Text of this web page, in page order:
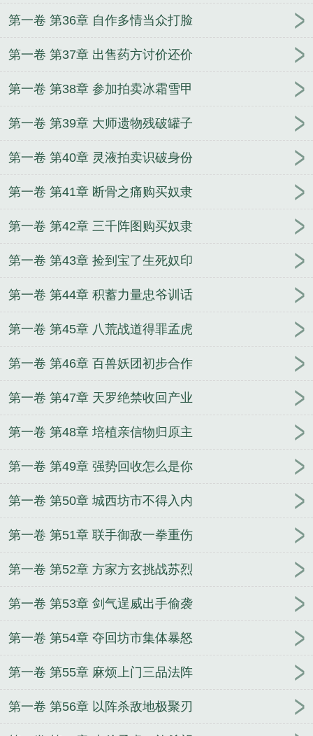
第一卷 第36章 自作多情当众打脸
第一卷 第37章 出售药方讨价还价
第一卷 第38章 参加拍卖冰霜雪甲
第一卷 第39章 大师遗物残破罐子
第一卷 第40章 灵液拍卖识破身份
第一卷 第41章 断骨之痛购买奴隶
第一卷 第42章 三千阵图购买奴隶
第一卷 第43章 捡到宝了生死奴印
第一卷 第44章 积蓄力量忠爷训话
第一卷 第45章 八荒战道得罪孟虎
第一卷 第46章 百兽妖团初步合作
第一卷 第47章 天罗绝禁收回产业
第一卷 第48章 培植亲信物归原主
第一卷 第49章 强势回收怎么是你
第一卷 第50章 城西坊市不得入内
第一卷 第51章 联手御敌一拳重伤
第一卷 第52章 方家方玄挑战苏烈
第一卷 第53章 剑气逞威出手偷袭
第一卷 第54章 夺回坊市集体暴怒
第一卷 第55章 麻烦上门三品法阵
第一卷 第56章 以阵杀敌地极聚刃